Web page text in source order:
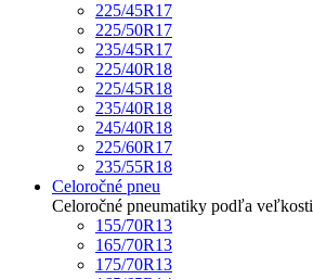
225/45R17
225/50R17
235/45R17
225/40R18
225/45R18
235/40R18
245/40R18
225/60R17
235/55R18
Celoročné pneu
Celoročné pneumatiky podľa veľkosti
155/70R13
165/70R13
175/70R13